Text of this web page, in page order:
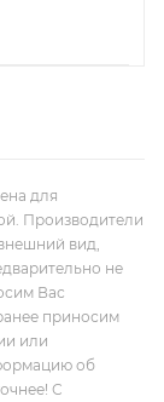
для
Производители
вид,
не
Вас
приносим
или
об
С